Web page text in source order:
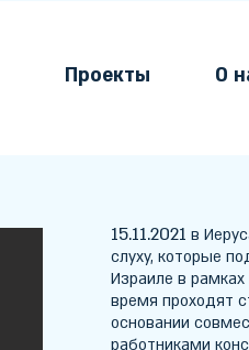
О
Проекты
15.11.2021 в
слуху, которые
Израиле в
время проходят
основании
работниками